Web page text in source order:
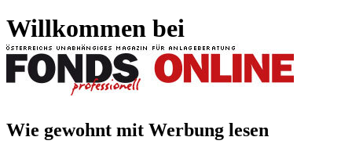
Willkommen bei
Wie gewohnt mit Werbung lesen